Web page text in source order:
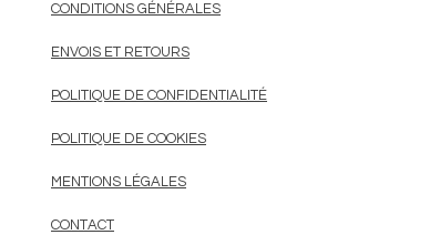
CONDITIONS GÉNÉRALES
ENVOIS ET RETOURS
POLITIQUE DE CONFIDENTIALITÉ
POLITIQUE DE COOKIES
MENTIONS LÉGALES
CONTACT